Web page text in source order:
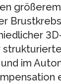
größerem
im